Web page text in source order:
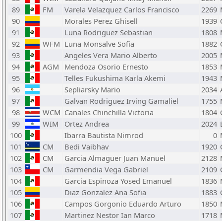
89
FM Varela Velazquez Carlos Francisco 2269
90
Morales Perez Ghisell 1939
91
Luna Rodriguez Sebastian 1808
92
WFM Luna Monsalve Sofia 1882
93
Angeles Vera Mario Alberto 2005
94
AGM Mendoza Osorio Ernesto 1853
95
Telles Fukushima Karla Akemi 1943
96
Sepliarsky Mario 2034
97
Galvan Rodriguez Irving Gamaliel 1755
98
WCM Canales Chinchilla Victoria 1804
99
WIM Ortez Andrea 2024
100
Ibarra Bautista Nimrod 0
101
CM Bedi Vaibhav 1920
102
CM Garcia Almaguer Juan Manuel 2128
103
CM Garmendia Vega Gabriel 2109
104
Garcia Espinoza Yosed Emanuel 1836
105
Diaz Gonzalez Ana Sofia 1883
106
Campos Gorgonio Eduardo Arturo 1850
107
Martinez Nestor Ian Marco 1718